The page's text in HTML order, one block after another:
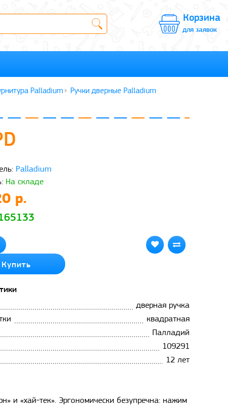
Корзина
для заявок
Palladium
Ручки дверные Palladium
Palladium
На складе
р.
Купить
дверная ручка
квадратная
Палладий
109291
12 лет
и «хай-тек». Эргономически безупречна: нажим